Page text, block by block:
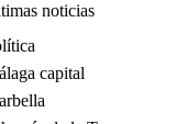
noticias
capital